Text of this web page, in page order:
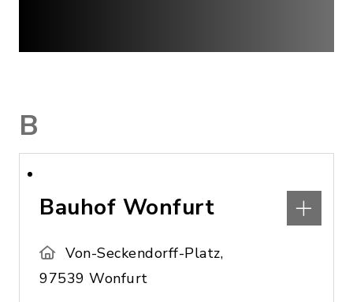
B
Bauhof Wonfurt
Von-Seckendorff-Platz,
97539 Wonfurt